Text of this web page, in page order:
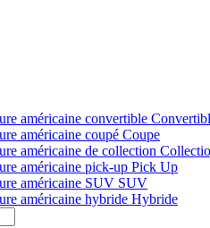
Coupe
Pick Up
SUV
Hybride